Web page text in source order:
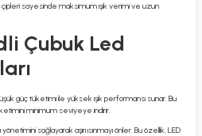
sayesinde maksimum ışık verimi ve uzun
Çubuk Led
güç tüketimi ile yüksek ışık performansı sunar. Bu
minimum seviyeye indirir.
yönetimini sağlayarak aşırı ısınmayı önler. Bu özellik, LED